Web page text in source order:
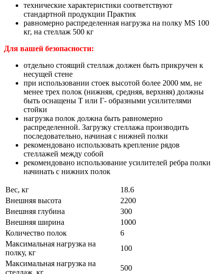
технические характеристики соответствуют
стандартной продукции Практик
равномерно распределенная нагрузка на полку MS 100
кг, на стеллаж 500 кг
Для вашей безопасности:
отдельно стоящий стеллаж должен быть прикручен к
несущей стене
при использовании стоек высотой более 2000 мм, не
менее трех полок (нижняя, средняя, верхняя) должны
быть оснащены Т или Г- образными усилителями
стойки
нагрузка полок должна быть равномерно
распределенной. Загрузку стеллажа производить
последовательно, начиная с нижней полки
рекомендовано использовать крепление рядов
стеллажей между собой
рекомендовано использование усилителей ребра полки
начинать с нижних полок
Вес, кг
18.6
Внешняя высота
2200
Внешняя глубина
300
Внешняя ширина
1000
Количество полок
6
Максимальная нагрузка на
полку, кг
100
Максимальная нагрузка на
стеллаж, кг
500